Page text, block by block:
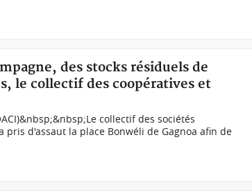
des stocks résiduels de
le collectif des coopératives et
collectif des sociétés
d'assaut la place Bonwéli de Gagnoa afin de